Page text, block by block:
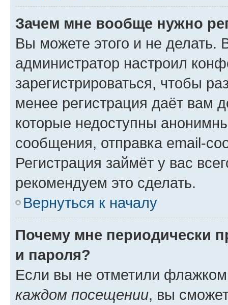
Зачем мне вообще нужно
Вы можете этого и не делать.
администратор настроил
зарегистрироваться, чтобы
менее регистрация даёт вам
которые недоступны
сообщения, отправка email-
Регистрация займёт у вас
рекомендуем это сделать.
Вернуться к началу
Почему мне периодически
и пароля?
Если вы не отметили
каждом посещении, вы